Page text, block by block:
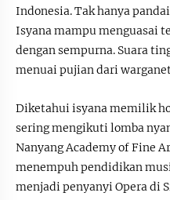
Indonesia. Tak hanya
Isyana mampu menguasai
dengan sempurna. Suara
menuai pujian dari
Diketahui isyana memilik
sering mengikuti lomba
Nanyang Academy of Fine
menempuh pendidikan
menjadi penyanyi Opera di